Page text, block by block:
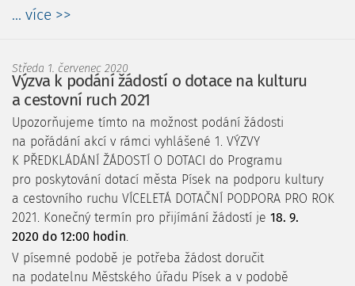
... více >>
Středa 1. červenec 2020
Výzva k podání žádostí o dotace na kulturu
a cestovní ruch 2021
Upozorňujeme tímto na možnost podání žádosti
na pořádání akcí v rámci vyhlášené 1. VÝZVY
K PŘEDKLÁDÁNÍ ŽÁDOSTÍ O DOTACI do Programu
pro poskytování dotací města Písek na podporu kultury
a cestovního ruchu VÍCELETÁ DOTAČNÍ PODPORA PRO ROK
2021. Konečný termín pro přijímání žádostí je 18. 9.
2020 do 12:00 hodin.
V písemné podobě je potřeba žádost doručit
na podatelnu Městského úřadu Písek a v podobě